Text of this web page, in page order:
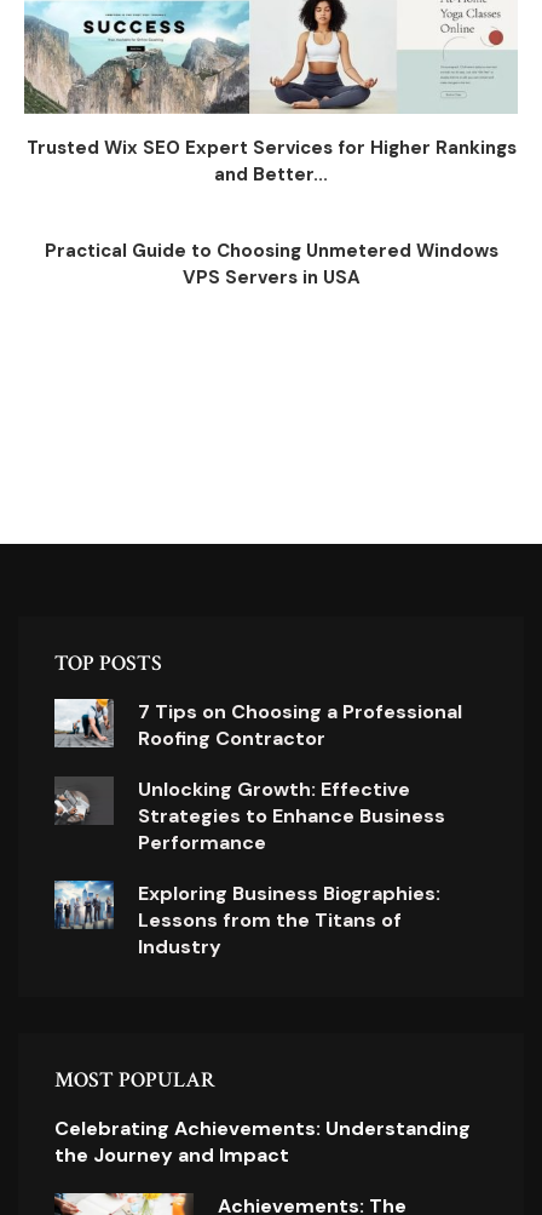
Trusted Wix SEO Expert Services for Higher Rankings
and Better...
Practical Guide to Choosing Unmetered Windows
VPS Servers in USA
TOP POSTS
7 Tips on Choosing a Professional
Roofing Contractor
Unlocking Growth: Effective
Strategies to Enhance Business
Performance
Exploring Business Biographies:
Lessons from the Titans of
Industry
MOST POPULAR
Celebrating Achievements: Understanding
the Journey and Impact
Achievements: The